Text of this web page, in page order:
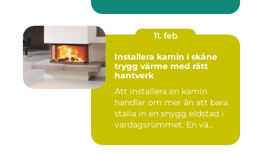
11. feb
Installera kamin i skåne
trygg värme med rätt
hantverk
Att installera en kamin
handlar om mer än att bara
ställa in en snygg eldstad i
vardagsrummet. En vä...